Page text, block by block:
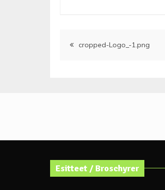
Artikkelien
cropped-Logo_-1.png
Esitteet / Broschyrer